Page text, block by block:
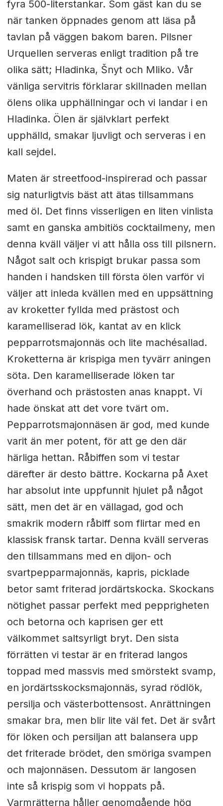
fyra 500-literstankar. Som gäst kan du se
när tanken öppnades genom att läsa på
tavlan på väggen bakom baren. Pilsner
Urquellen serveras enligt tradition på tre
olika sätt; Hladinka, Šnyt och Mliko. Vår
vänliga servitris förklarar skillnaden mellan
ölens olika upphällningar och vi landar i en
Hladinka. Ölen är självklart perfekt
upphälld, smakar ljuvligt och serveras i en
kall sejdel.
Maten är streetfood-inspirerad och passar
sig naturligtvis bäst att ätas tillsammans
med öl. Det finns visserligen en liten vinlista
samt en ganska ambitiös cocktailmeny, men
denna kväll väljer vi att hålla oss till pilsnern.
Något salt och krispigt brukar passa som
handen i handsken till första ölen varför vi
väljer att inleda kvällen med en uppsättning
av kroketter fyllda med prästost och
karamelliserad lök, kantat av en klick
pepparrotsmajonnäs och lite machésallad.
Kroketterna är krispiga men tyvärr aningen
söta. Den karamelliserade löken tar
överhand och prästosten anas knappt. Vi
hade önskat att det vore tvärt om.
Pepparrotsmajonnäsen är god, med kunde
varit än mer potent, för att ge den där
härliga hettan. Råbiffen som vi testar
därefter är desto bättre. Kockarna på Axet
har absolut inte uppfunnit hjulet på något
sätt, men det är en vällagad, god och
smakrik modern råbiff som flirtar med en
klassisk fransk tartar. Denna kväll serveras
den tillsammans med en dijon- och
svartpepparmajonnäs, kapris, picklade
betor samt friterad jordärtskocka. Skockans
nötighet passar perfekt med pepprigheten
och betorna och kaprisen ger ett
välkommet saltsyrligt bryt. Den sista
förrätten vi testar är en friterad langos
toppad med massvis med smörstekt svamp,
en jordärtsskocksmajonnäs, syrad rödlök,
persilja och västerbottensost. Anrättningen
smakar bra, men blir lite väl fet. Det är svårt
för löken och persiljan att balansera upp
det friterade brödet, den smöriga svampen
och majonnäsen. Dessutom är langosen
inte så krispig som vi hoppats på.
Varmrätterna håller genomgående hög